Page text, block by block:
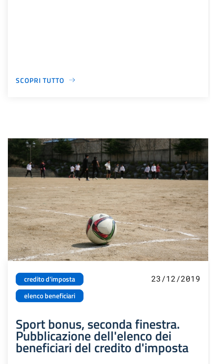
SCOPRI TUTTO
credito d'imposta
elenco beneficiari
23/12/2019
Sport bonus, seconda finestra.
Pubblicazione dell'elenco dei
beneficiari del credito d'imposta